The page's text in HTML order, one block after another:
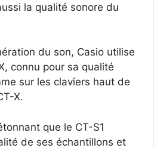
la qualité sonore du
du son, Casio utilise
connu pour sa qualité
sur les claviers haut de
X.
que le CT-S1
de ses échantillons et